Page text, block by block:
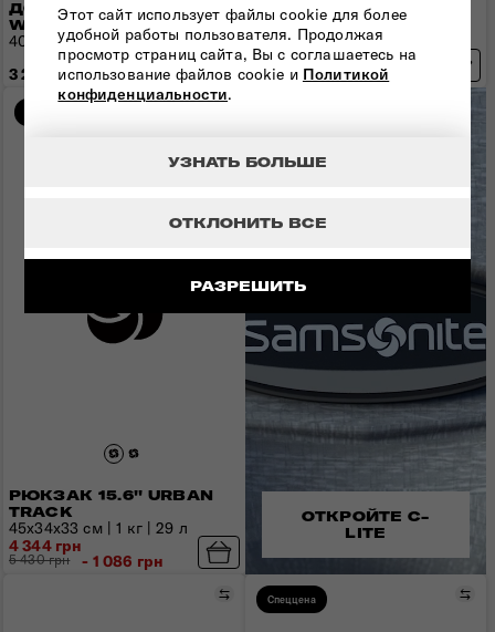
Этот сайт использует файлы cookie для более
удобной работы пользователя. Продолжая
просмотр страниц сайта, Вы с соглашаетесь на
использование файлов cookie и Политикой
конфиденциальности.
РАЗРЕШИТЬ
ОТКЛОНИТЬ ВСЕ
УЗНАТЬ БОЛЬШЕ
ДОРОЖНАЯ СУМКА AT
WORK NXT
40x30x20 см | 0,7 кг | 26,5 л
3 290 грн
ДОРОЖНАЯ СУМКА AT
WORK NXT
40x30x20 см | 0,5 кг | 26,5 л
3 030 грн
РЮКЗАК 15.6'' URBAN
TRACK
45x34x33 см | 1 кг | 29 л
4 344 грн
5 430 грн - 1 086 грн
СравнитьСпеццена
ОТКРОЙТЕ C-
LITE